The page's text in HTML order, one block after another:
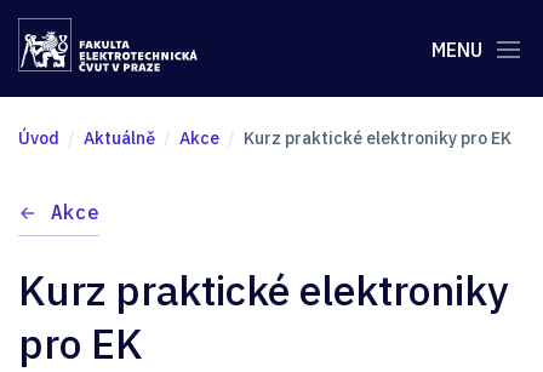
MENU
Úvod Aktuálně Akce Kurz praktické elektroniky pro EK
Akce
Kurz praktické elektroniky
pro EK